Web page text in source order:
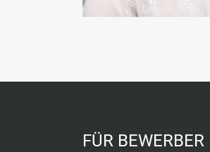
FÜR BEWERBER